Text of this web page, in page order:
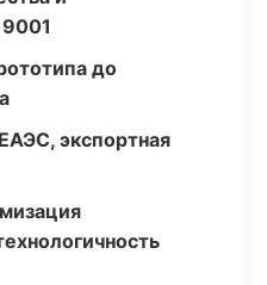
9001
до
экспортная